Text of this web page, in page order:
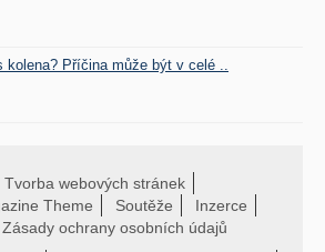
kolena? Příčina může být v celé ..
Tvorba webových stránek
Theme
Soutěže
Inzerce
Zásady ochrany osobních údajů